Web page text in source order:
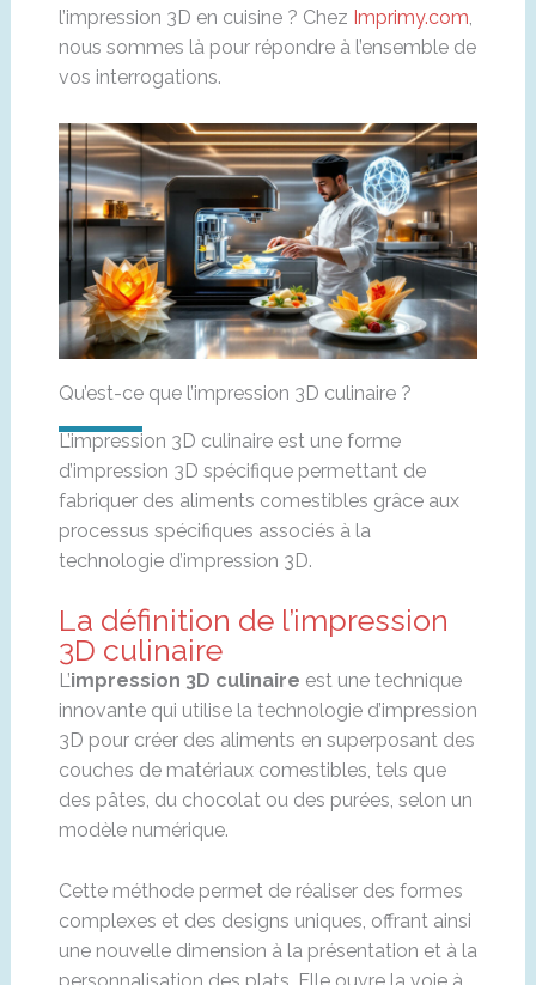
l’impression 3D en cuisine ? Chez Imprimy.com,
nous sommes là pour répondre à l’ensemble de
vos interrogations.
Qu’est-ce que l’impression 3D culinaire ?
L’impression 3D culinaire est une forme
d’impression 3D spécifique permettant de
fabriquer des aliments comestibles grâce aux
processus spécifiques associés à la
technologie d’impression 3D.
La définition de l’impression
3D culinaire
L’impression 3D culinaire est une technique
innovante qui utilise la technologie d’impression
3D pour créer des aliments en superposant des
couches de matériaux comestibles, tels que
des pâtes, du chocolat ou des purées, selon un
modèle numérique.
Cette méthode permet de réaliser des formes
complexes et des designs uniques, offrant ainsi
une nouvelle dimension à la présentation et à la